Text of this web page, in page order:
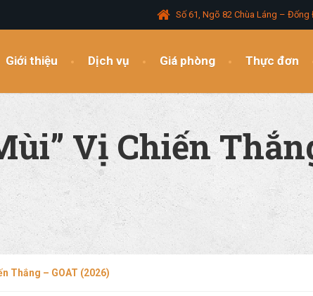
Số 61, Ngõ 82 Chùa Láng – Đống
Giới thiệu Dịch vụ Giá phòng Thực đơn
Vị Chiến
Thắng – GOAT (2026)